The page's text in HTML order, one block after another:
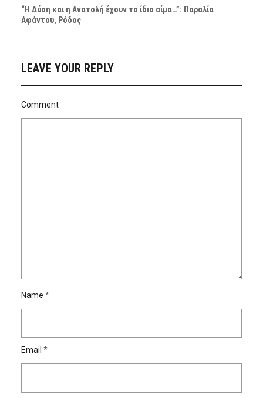
“Η Δύση και η Ανατολή έχουν το ίδιο αίμα…”: Παραλία
Αφάντου, Ρόδος
LEAVE YOUR REPLY
Comment
Name *
Email *